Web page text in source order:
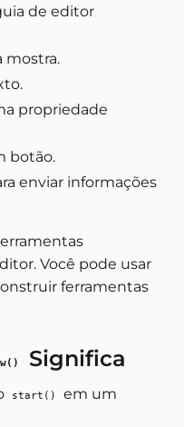
de editor
mostra.
propriedade
botão.
enviar informações
Você pode usar
ferramentas
Significa
start()
em um